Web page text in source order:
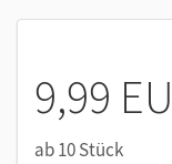
9,99
ab 10 Stück